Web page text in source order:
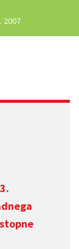
2007